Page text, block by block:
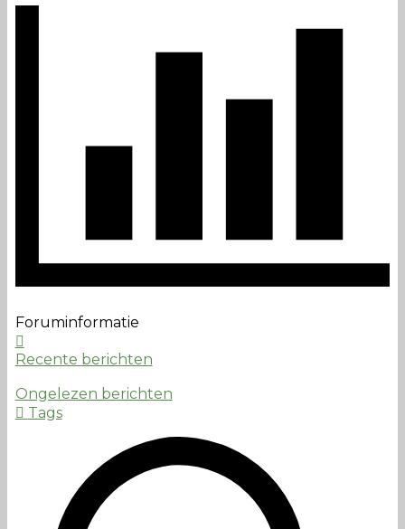
Foruminformatie
Recente berichten
Ongelezen berichten
Tags